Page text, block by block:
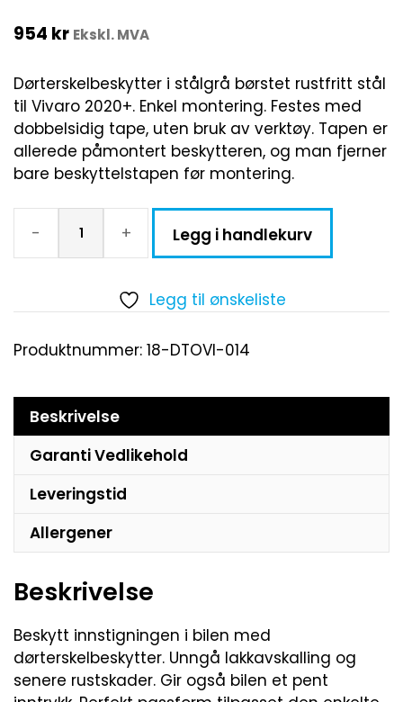
954 kr Ekskl. MVA
Dørterskelbeskytter i stålgrå børstet rustfritt stål
til Vivaro 2020+. Enkel montering. Festes med
dobbelsidig tape, uten bruk av verktøy. Tapen er
allerede påmontert beskytteren, og man fjerner
bare beskyttelstapen før montering.
- + Legg i handlekurv
Legg til ønskeliste
Produktnummer: 18-DTOVI-014
Beskrivelse
Garanti Vedlikehold
Leveringstid
Allergener
Beskrivelse
Beskytt innstigningen i bilen med
dørterskelbeskytter. Unngå lakkavskalling og
senere rustskader. Gir også bilen et pent